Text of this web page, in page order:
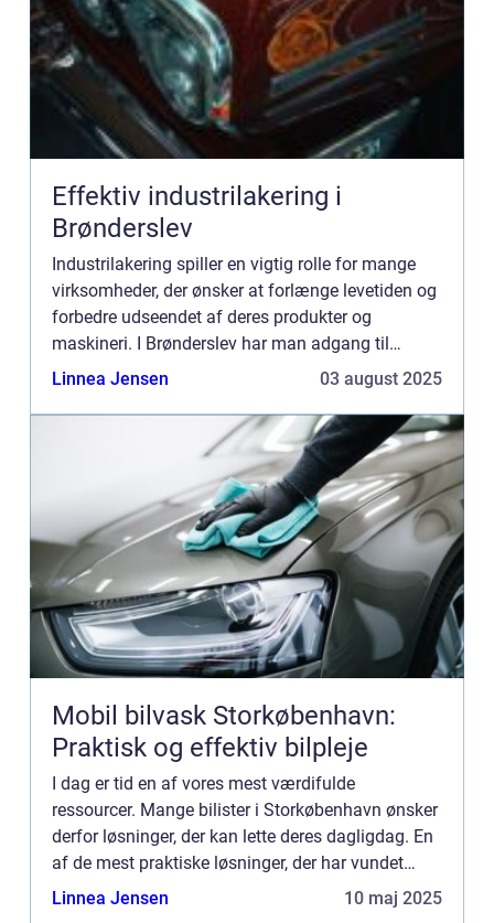
Effektiv industrilakering i
Brønderslev
Industrilakering spiller en vigtig rolle for mange
virksomheder, der ønsker at forlænge levetiden og
forbedre udseendet af deres produkter og
maskineri. I Brønderslev har man adgang til
professionelle lakeringstjenester, der sikre...
Linnea Jensen 03 august 2025
Mobil bilvask Storkøbenhavn:
Praktisk og effektiv bilpleje
I dag er tid en af vores mest værdifulde
ressourcer. Mange bilister i Storkøbenhavn ønsker
derfor løsninger, der kan lette deres dagligdag. En
af de mest praktiske løsninger, der har vundet
popularitet, er mobil bilv...
Linnea Jensen 10 maj 2025